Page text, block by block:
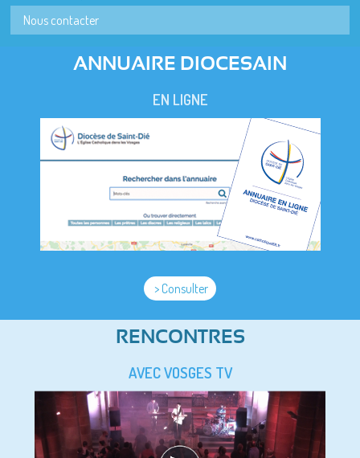
Nous contacter
ANNUAIRE DIOCESAIN
EN LIGNE
> Consulter
RENCONTRES
AVEC VOSGES TV